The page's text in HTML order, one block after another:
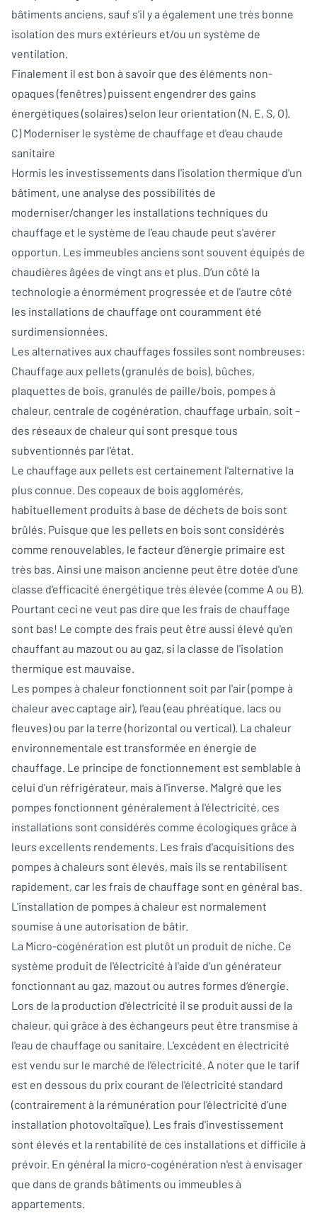
bâtiments anciens, sauf s'il y a également une très bonne
isolation des murs extérieurs et/ou un système de
ventilation.
Finalement il est bon à savoir que des éléments non-
opaques (fenêtres) puissent engendrer des gains
énergétiques (solaires) selon leur orientation (N, E, S, O).
C) Moderniser le système de chauffage et d'eau chaude
sanitaire
Hormis les investissements dans l'isolation thermique d'un
bâtiment, une analyse des possibilités de
moderniser/changer les installations techniques du
chauffage et le système de l'eau chaude peut s'avérer
opportun. Les immeubles anciens sont souvent équipés de
chaudières âgées de vingt ans et plus. D‘un côté la
technologie a énormément progressée et de l'autre côté
les installations de chauffage ont couramment été
surdimensionnées.
Les alternatives aux chauffages fossiles sont nombreuses:
Chauffage aux pellets (granulés de bois), bûches,
plaquettes de bois, granulés de paille/bois, pompes à
chaleur, centrale de cogénération, chauffage urbain, soit –
des réseaux de chaleur qui sont presque tous
subventionnés par l'état.
Le chauffage aux pellets est certainement l'alternative la
plus connue. Des copeaux de bois agglomérés,
habituellement produits à base de déchets de bois sont
brûlés. Puisque que les pellets en bois sont considérés
comme renouvelables, le facteur d‘énergie primaire est
très bas. Ainsi une maison ancienne peut être dotée d'une
classe d'efficacité énergétique très élevée (comme A ou B).
Pourtant ceci ne veut pas dire que les frais de chauffage
sont bas! Le compte des frais peut être aussi élevé qu'en
chauffant au mazout ou au gaz, si la classe de l'isolation
thermique est mauvaise.
Les pompes à chaleur fonctionnent soit par l'air (pompe à
chaleur avec captage air), l'eau (eau phréatique, lacs ou
fleuves) ou par la terre (horizontal ou vertical). La chaleur
environnementale est transformée en énergie de
chauffage. Le principe de fonctionnement est semblable à
celui d'un réfrigérateur, mais à l'inverse. Malgré que les
pompes fonctionnent généralement à l'électricité, ces
installations sont considérés comme écologiques grâce à
leurs excellents rendements. Les frais d'acquisitions des
pompes à chaleurs sont élevés, mais ils se rentabilisent
rapidement, car les frais de chauffage sont en général bas.
L'installation de pompes à chaleur est normalement
soumise à une autorisation de bâtir.
La Micro-cogénération est plutôt un produit de niche. Ce
système produit de l'électricité à l'aide d'un générateur
fonctionnant au gaz, mazout ou autres formes d‘énergie.
Lors de la production d'électricité il se produit aussi de la
chaleur, qui grâce à des échangeurs peut être transmise à
l'eau de chauffage ou sanitaire. L'excédent en électricité
est vendu sur le marché de l'électricité. A noter que le tarif
est en dessous du prix courant de l'électricité standard
(contrairement à la rémunération pour l'électricité d'une
installation photovoltaïque). Les frais d'investissement
sont élevés et la rentabilité de ces installations et difficile à
prévoir. En général la micro-cogénération n'est à envisager
que dans de grands bâtiments ou immeubles à
appartements.